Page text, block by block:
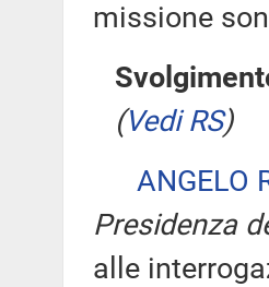
missione
(Vedi RS)
ANGELO
Presidenza
alle